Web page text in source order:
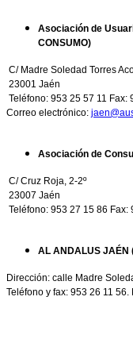
Asociación de
CONSUMO)
C/ Madre Soledad Torres
23001 Jaén
Teléfono: 953 25 57 11 Fax:
Correo electrónico:
Asociación de
C/ Cruz Roja, 2-2º
23007 Jaén
Teléfono: 953 27 15 86 Fax:
AL ANDALUS
Dirección: calle Madre
Teléfono y fax: 953 26 11 56.